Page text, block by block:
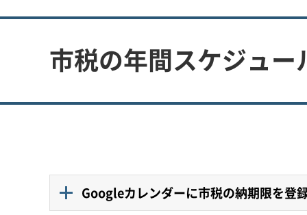
市税の年間スケジュー
Googleカレンダーに市税の納期限を登